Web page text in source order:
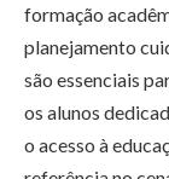
formação
planejamento
são essenciais
os alunos
o acesso à